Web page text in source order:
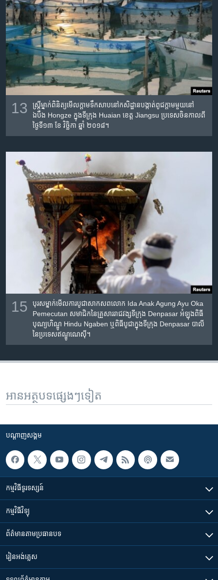
13
ស្រ្តី​ម្នាក់​ពិនិត្យ​មើល​ក្តាម​ទឹកសាប​នៅ​កសិដ្ឋាន​បង្កាត់ពូជក្តាម​មួយ​នៅ​
ឯបឹង Hongze ក្នុងទីក្រុង​ Huaian ខេត្ត Jiangsu ប្រទេស​ចិន​កាលពី​
ថ្ងៃទី​១៣ ខែ វិច្ឆិកា ឆ្នាំ ២០១៨។
15
បុរស​ម្នាក់​មើល​ការ​បូជា​សាកសព​លោក Ida Anak Agung Ayu Oka
Pemecutan សមាជិក​នៃ​គ្រួសារ​រាជវង្ស​ទីក្រុង Denpasar អំឡុង​ពិធី
បុណ្យ​ហិណ្ឌូ Hindu Ngaben ឬពិធី​បូជា​ក្នុង​ទីក្រុង​ Denpasar បាលី​
នៃ​ប្រទេស​ឥណ្ឌូណេស៊ី។
អានអត្ថបទផ្សេងៗទៀត
បណ្តាញ​សង្គម
កម្មវិធី​ទូរទស្សន៍
កម្មវិធី​វិទ្យុ
ព័ត៌មាន​តាមប្រធានបទ​
រៀន​​អង់គ្លេស